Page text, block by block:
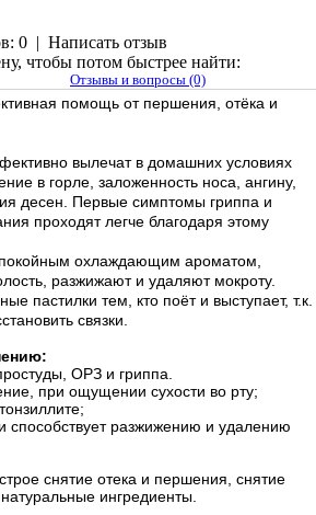
0 | Написать отзыв
чтобы потом быстрее найти:
Отзывы и вопросы (0)
помощь от першения, отёка и
вылечат в домашних условиях
в горле, заложенность носа, ангину,
десен. Первые симптомы гриппа и
проходят легче благодаря этому
охлаждающим ароматом,
разжижают и удаляют мокроту.
пастилки тем, кто поёт и выступает, т.к.
связки.
ОРЗ и гриппа.
при ощущении сухости во рту;
способствует разжижению и удалению
снятие отека и першения, снятие
ингредиенты.